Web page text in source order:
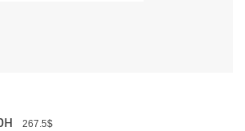
267.5$